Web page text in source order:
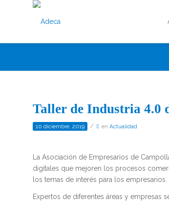
Taller de Industria 4.0
10 diciembre, 2019 / en Actualidad
La Asociación de Empresarios de
digitales que mejoren los procesos
los temas de interés para los empresarios.
Expertos de diferentes áreas y empresas